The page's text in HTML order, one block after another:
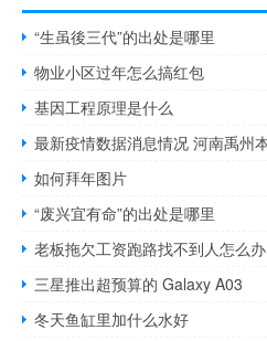
“生虽後三代”的出处是哪里
物业小区过年怎么搞红包
基因工程原理是什么
如何拜年图片
“废兴宜有命”的出处是哪里
老板拖欠工资跑路找不到人怎么办
三星推出超预算的 Galaxy A03
冬天鱼缸里加什么水好